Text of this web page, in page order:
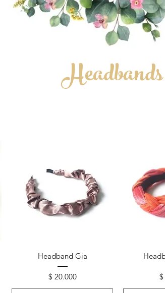
Headbands
Vista rápida
Headband Gia
Precio
$ 20.000 $